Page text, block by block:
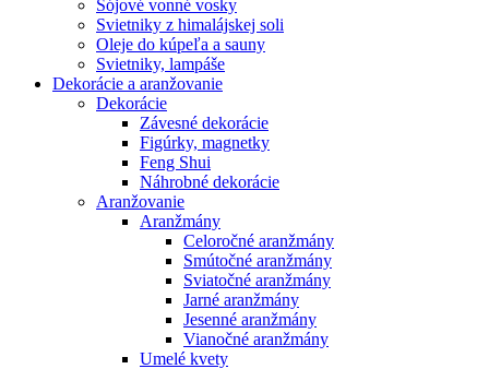
Sójové vonné vosky
Svietniky z himalájskej soli
Oleje do kúpeľa a sauny
Svietniky, lampáše
Dekorácie a aranžovanie
Dekorácie
Závesné dekorácie
Figúrky, magnetky
Feng Shui
Náhrobné dekorácie
Aranžovanie
Aranžmány
Celoročné aranžmány
Smútočné aranžmány
Sviatočné aranžmány
Jarné aranžmány
Jesenné aranžmány
Vianočné aranžmány
Umelé kvety